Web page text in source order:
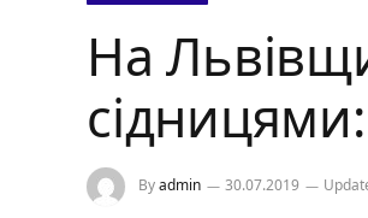
На
Byadmin 30.07.2019